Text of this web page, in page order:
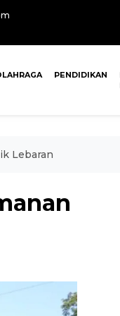
PENDIDIKAN
Lebaran